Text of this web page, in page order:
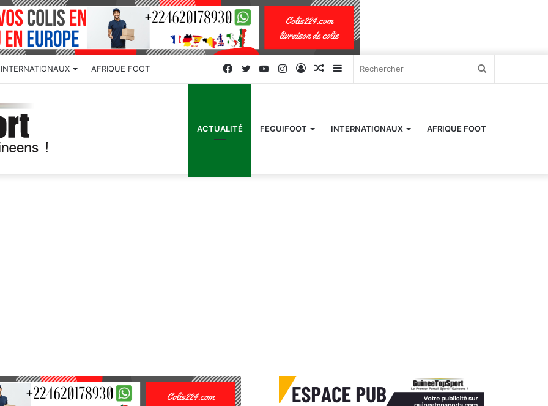
INTERNATIONAUX AFRIQUE FOOT Sidebar
latérale)
Article
Connexion
Instagram
YouTube
Twitter
Facebook
ACTUALITÉ FEGUIFOOT INTERNATIONAUX AFRIQUE FOOT